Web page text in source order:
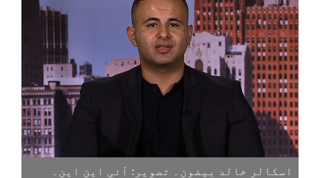
اسکالر خالد بیضون۔ تصویر: آئی این این۔